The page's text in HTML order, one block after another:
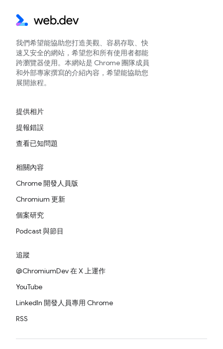
我們希望能協助您打造美觀、容易存取、快
速又安全的網站，希望您和所有使用者都能
跨瀏覽器使用。本網站是 Chrome 團隊成員
和外部專家撰寫的介紹內容，希望能協助您
展開旅程。
提供相片
提報錯誤
查看已知問題
相關內容
Chrome 開發人員版
Chromium 更新
個案研究
Podcast 與節目
追蹤
@ChromiumDev 在 X 上運作
YouTube
LinkedIn 開發人員專用 Chrome
RSS